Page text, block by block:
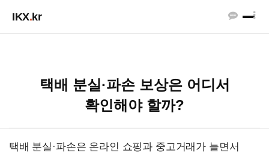
IKX.kr
택배 분실·파손 보상은 어디서
확인해야 할까?
택배 분실·파손은 온라인 쇼핑과 중고거래가 늘면서